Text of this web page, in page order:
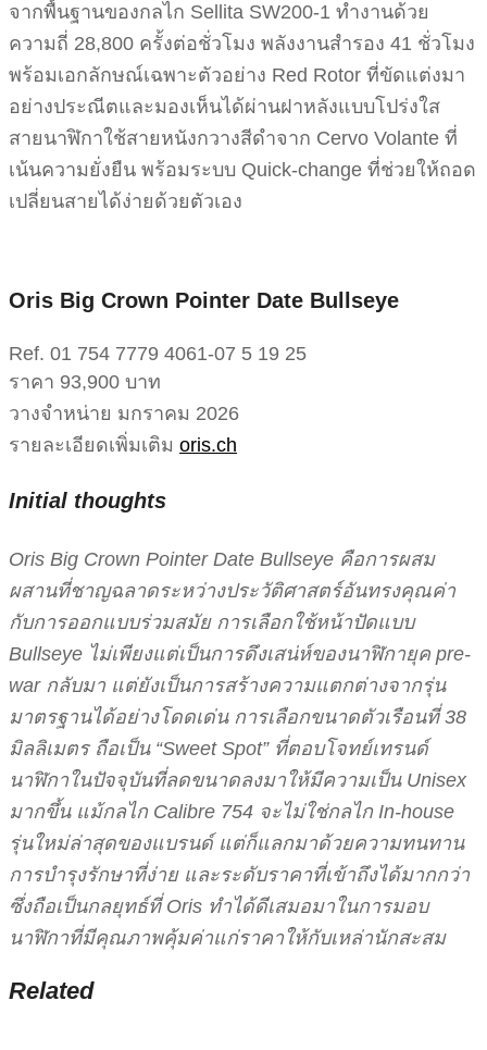
จากพื้นฐานของกลไก Sellita SW200-1 ทำงานด้วย
ความถี่ 28,800 ครั้งต่อชั่วโมง พลังงานสำรอง 41 ชั่วโมง
พร้อมเอกลักษณ์เฉพาะตัวอย่าง Red Rotor ที่ขัดแต่งมา
อย่างประณีตและมองเห็นได้ผ่านฝาหลังแบบโปร่งใส
สายนาฬิกาใช้สายหนังกวางสีดำจาก Cervo Volante ที่
เน้นความยั่งยืน พร้อมระบบ Quick-change ที่ช่วยให้ถอด
เปลี่ยนสายได้ง่ายด้วยตัวเอง
Oris Big Crown Pointer Date Bullseye
Ref. 01 754 7779 4061-07 5 19 25
ราคา 93,900 บาท
วางจำหน่าย มกราคม 2026
รายละเอียดเพิ่มเติม oris.ch
Initial thoughts
Oris Big Crown Pointer Date Bullseye คือการผสม
ผสานที่ชาญฉลาดระหว่างประวัติศาสตร์อันทรงคุณค่า
กับการออกแบบร่วมสมัย การเลือกใช้หน้าปัดแบบ
Bullseye ไม่เพียงแต่เป็นการดึงเสน่ห์ของนาฬิกายุค pre-
war กลับมา แต่ยังเป็นการสร้างความแตกต่างจากรุ่น
มาตรฐานได้อย่างโดดเด่น การเลือกขนาดตัวเรือนที่ 38
มิลลิเมตร ถือเป็น “Sweet Spot” ที่ตอบโจทย์เทรนด์
นาฬิกาในปัจจุบันที่ลดขนาดลงมาให้มีความเป็น Unisex
มากขึ้น แม้กลไก Calibre 754 จะไม่ใช่กลไก In-house
รุ่นใหม่ล่าสุดของแบรนด์ แต่ก็แลกมาด้วยความทนทาน
การบำรุงรักษาที่ง่าย และระดับราคาที่เข้าถึงได้มากกว่า
ซึ่งถือเป็นกลยุทธ์ที่ Oris ทำได้ดีเสมอมาในการมอบ
นาฬิกาที่มีคุณภาพคุ้มค่าแก่ราคาให้กับเหล่านักสะสม
Related